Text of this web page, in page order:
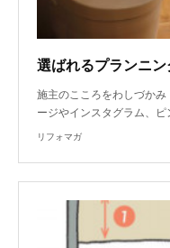
施主のこころをわしづか
ージやインスタグラム、
リフォマガ